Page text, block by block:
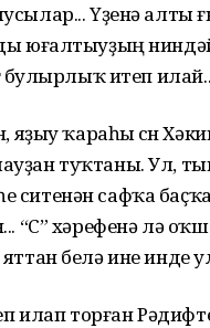
Үҙенә алты
юғалтыуҙың
булырлыҡ итеп
яҙыу ҡараһы өсөн
туҡтаны. Ул,
ситенән сафҡа
“С” хәрефенә лә
белә ине инде
илап торған